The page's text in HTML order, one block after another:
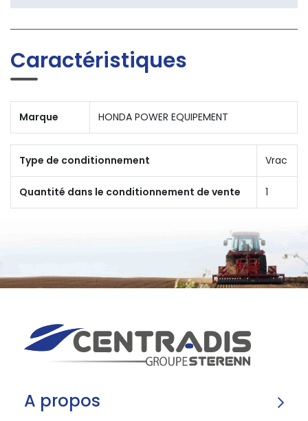
Caractéristiques
Marque HONDA POWER EQUIPEMENT
Type de conditionnement Vrac
Quantité dans le conditionnement de vente 1
A propos